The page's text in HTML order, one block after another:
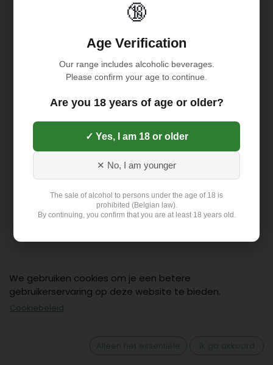
Geen product gedefinieerd in de categorie "
Slagerij Johan & Ria / FEEST".
Contact
hello@flex-delivery.be
We gebruiken cookies om je een betere
gebruikerservaring op deze website te bieden.
Cookiebeleid
Alleen het essentiële Ik ga akkoord
🔞
Age Verification
Our range includes alcoholic beverages.
Please confirm your age to continue.
Are you 18 years of age or older?
✓ Yes, I am 18 or older
✕ No, I am younger
The sale of alcohol to persons under the age of 18 is
prohibited (Belgian law).
By continuing, you confirm that you are at least 18 years old.